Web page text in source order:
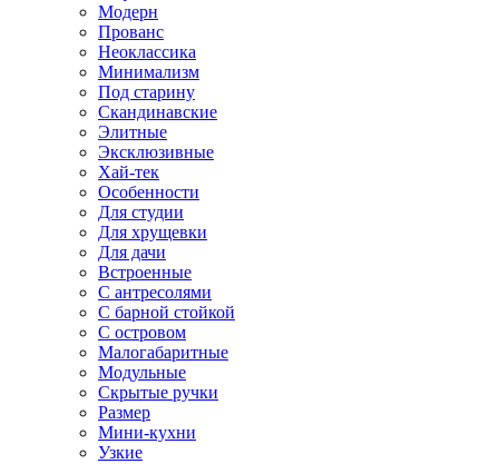
Модерн
Прованс
Неоклассика
Минимализм
Под старину
Скандинавские
Элитные
Эксклюзивные
Хай-тек
Особенности
Для студии
Для хрущевки
Для дачи
Встроенные
С антресолями
С барной стойкой
С островом
Малогабаритные
Модульные
Скрытые ручки
Размер
Мини-кухни
Узкие